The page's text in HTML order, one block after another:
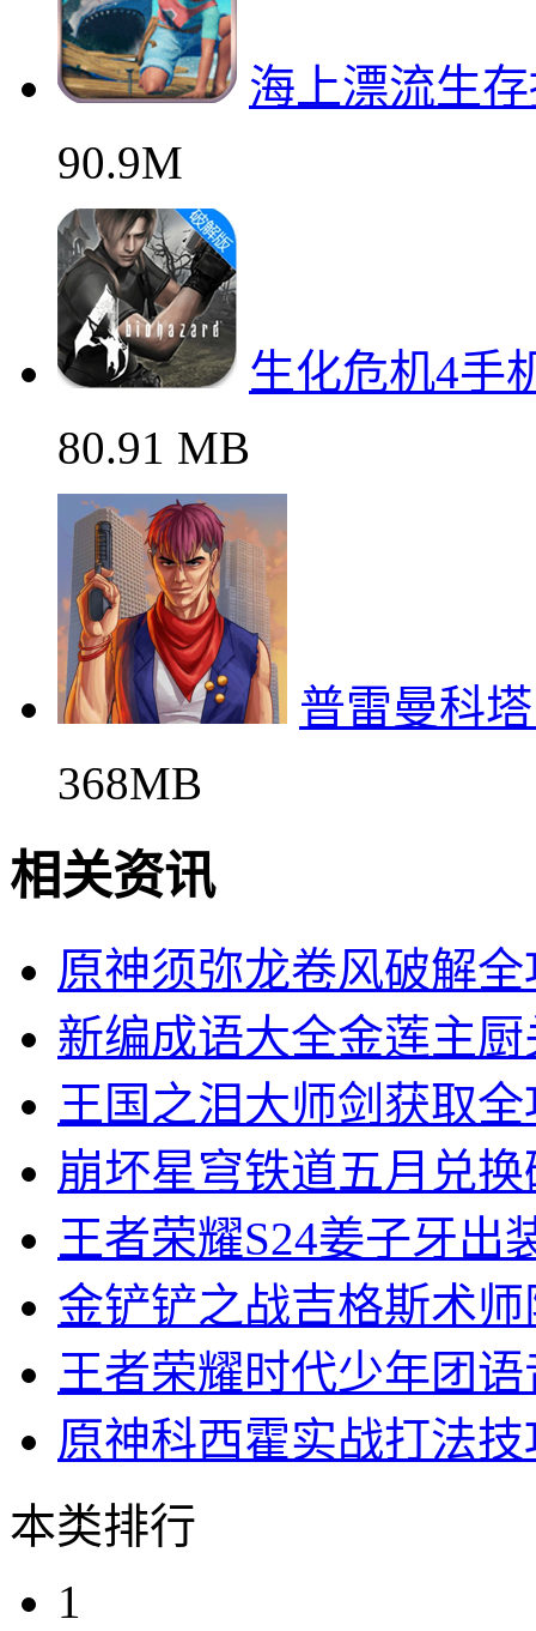
海上漂流生
90.9M
生化危机4手
80.91 MB
普雷曼科
368MB
相关资讯
原神须弥龙卷风破解全
新编成语大全金莲主
王国之泪大师剑获取
崩坏星穹铁道五月兑
王者荣耀S24姜子牙出
金铲铲之战吉格斯术
王者荣耀时代少年团
原神科西霍实战打法
本类排行
1